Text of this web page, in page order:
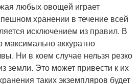
любых овощей играет
хранении в течение всей
исключением из правил. В
аккуратно
Ни в коем случае нельзя резко
земли. Это может привести к их
таких экземпляров будет